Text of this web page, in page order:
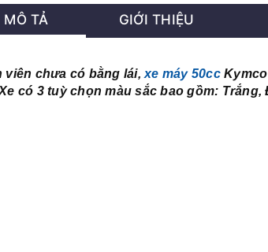
MÔ TẢ GIỚI THIỆU
chưa có bằng lái, xe máy 50ccKymco
có 3 tuỳ chọn màu sắc bao gồm: